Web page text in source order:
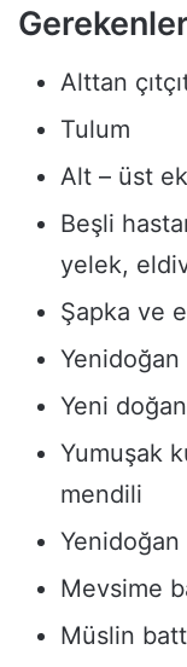
Alttan
Tulum
Alt – üst
Beşli
yelek,
Şapka ve
Yeni
Yumuşak
mendili
Mevsime
Müslin